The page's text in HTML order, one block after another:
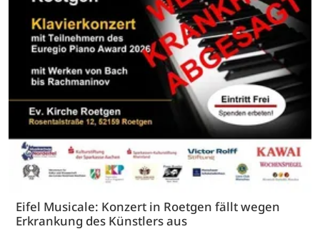
Eifel Musicale: Konzert in Roetgen fällt wegen
Erkrankung des Künstlers aus